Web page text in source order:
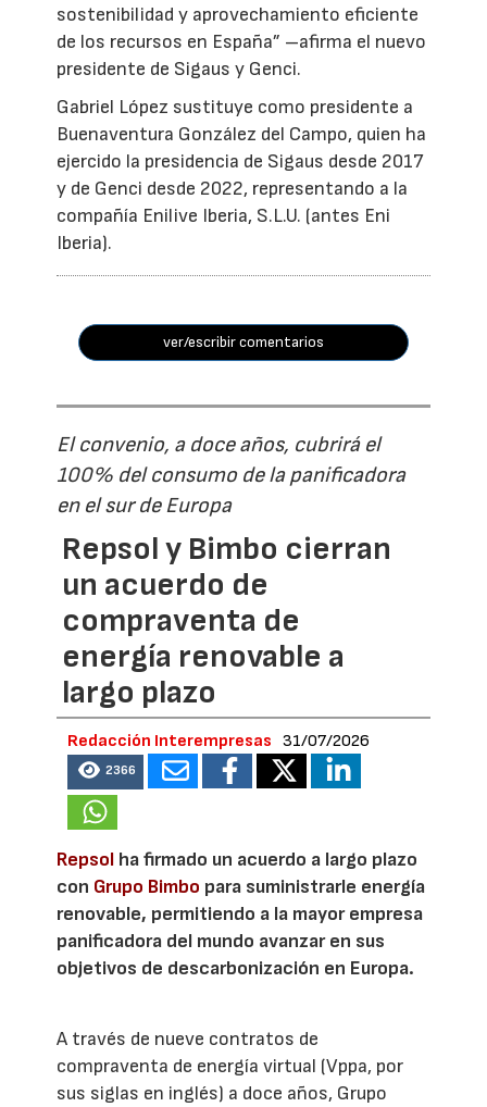
sostenibilidad y aprovechamiento eficiente
de los recursos en España” –afirma el nuevo
presidente de Sigaus y Genci.
Gabriel López sustituye como presidente a
Buenaventura González del Campo, quien ha
ejercido la presidencia de Sigaus desde 2017
y de Genci desde 2022, representando a la
compañía Enilive Iberia, S.L.U. (antes Eni
Iberia).
ver/escribir comentarios
El convenio, a doce años, cubrirá el
100% del consumo de la panificadora
en el sur de Europa
Repsol y Bimbo cierran
un acuerdo de
compraventa de
energía renovable a
largo plazo
Redacción Interempresas 31/07/2026
2366
Repsol ha firmado un acuerdo a largo plazo
con Grupo Bimbo para suministrarle energía
renovable, permitiendo a la mayor empresa
panificadora del mundo avanzar en sus
objetivos de descarbonización en Europa.
A través de nueve contratos de
compraventa de energía virtual (Vppa, por
sus siglas en inglés) a doce años, Grupo